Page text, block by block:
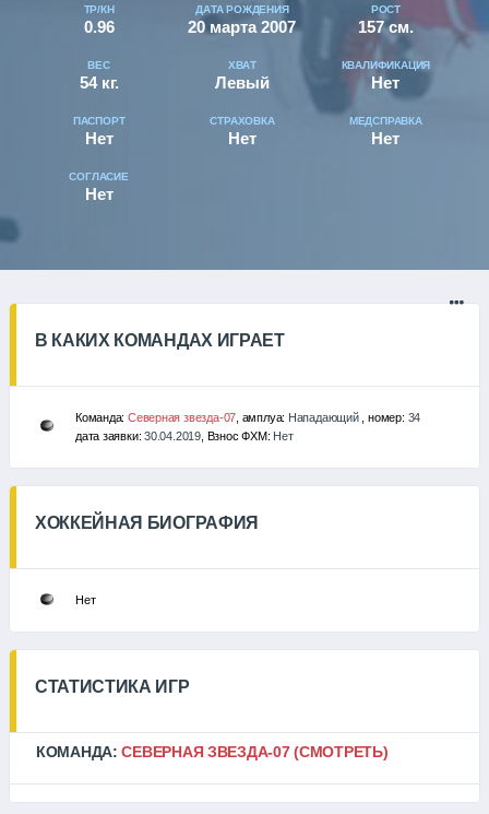
ТР/КН
0.96
ДАТА РОЖДЕНИЯ
20 марта 2007
РОСТ
157 см.
ВЕС
54 кг.
ХВАТ
Левый
КВАЛИФИКАЦИЯ
Нет
ПАСПОРТ
Нет
СТРАХОВКА
Нет
МЕДСПРАВКА
Нет
СОГЛАСИЕ
Нет
В КАКИХ КОМАНДАХ ИГРАЕТ
Команда:Северная звезда-07 , амплуа: Нападающий, номер: 34
дата заявки:30.04.2019, Взнос ФХМ: Нет
ХОККЕЙНАЯ БИОГРАФИЯ
Нет
СТАТИСТИКА ИГР
КОМАНДА:СЕВЕРНАЯ ЗВЕЗДА-07 (СМОТРЕТЬ)